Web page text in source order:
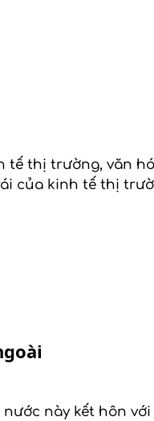
thị trường, văn
của kinh tế thị
này kết hôn